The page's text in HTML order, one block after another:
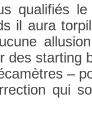
qualifiés
il aura
des start­ing
–
qui